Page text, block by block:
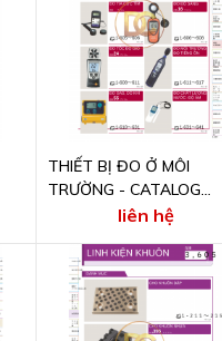
THIẾT BỊ ĐO Ở MÔI
TRƯỜNG - CATALOG
TIẾNG NHẬT ONLINE
liên hệ